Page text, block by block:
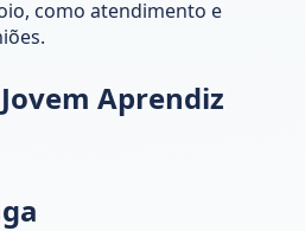
como atendimento e
Aprendiz